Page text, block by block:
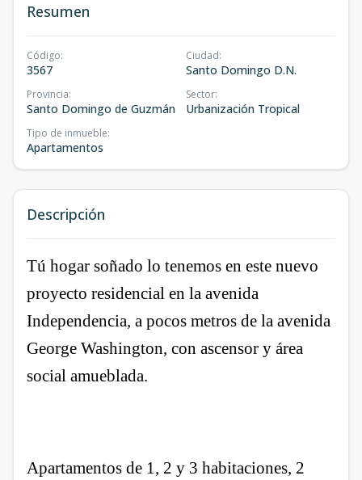
Resumen
Código:
3567
Ciudad:
Santo Domingo D.N.
Provincia:
Santo Domingo de Guzmán
Sector:
Urbanización Tropical
Tipo de inmueble:
Apartamentos
Descripción
Tú hogar soñado lo tenemos en este nuevo
proyecto residencial en la avenida
Independencia, a pocos metros de la avenida
George Washington, con ascensor y área
social amueblada.
Apartamentos de 1, 2 y 3 habitaciones, 2